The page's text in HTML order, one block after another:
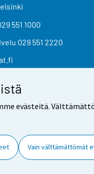
evästeitä.
Vain välttämättömät
551 1000
029 551 2220
Yhteystiedot